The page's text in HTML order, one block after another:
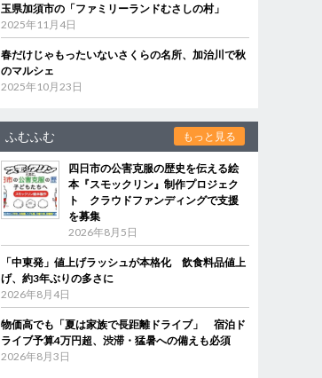
玉県加須市の「ファミリーランドむさしの村」
2025年11月4日
春だけじゃもったいないさくらの名所、加治川で秋
のマルシェ
2025年10月23日
ふむふむ もっと見る
四日市の公害克服の歴史を伝える絵
本『スモックリン』制作プロジェク
ト クラウドファンディングで支援
を募集
2026年8月5日
「中東発」値上げラッシュが本格化 飲食料品値上
げ、約3年ぶりの多さに
2026年8月4日
物価高でも「夏は家族で長距離ドライブ」 宿泊ド
ライブ予算4万円超、渋滞・猛暑への備えも必須
2026年8月3日